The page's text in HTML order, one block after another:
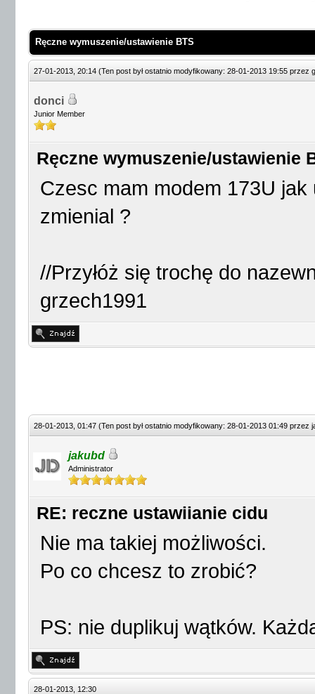
Ręczne wymuszenie/ustawienie BTS
27-01-2013, 20:14 (Ten post był ostatnio modyfikowany: 28-01-2013 19:55 przez
donci
Junior Member
Ręczne wymuszenie/ustawienie
Czesc mam modem 173U
zmienial ?
//Przyłóż się trochę do
grzech1991
28-01-2013, 01:47 (Ten post był ostatnio modyfikowany: 28-01-2013 01:49 przez
jakubd
Administrator
RE: reczne ustawiianie cidu
Nie ma takiej możliwości.
Po co chcesz to zrobić?
PS: nie duplikuj wątków.
28-01-2013, 12:30